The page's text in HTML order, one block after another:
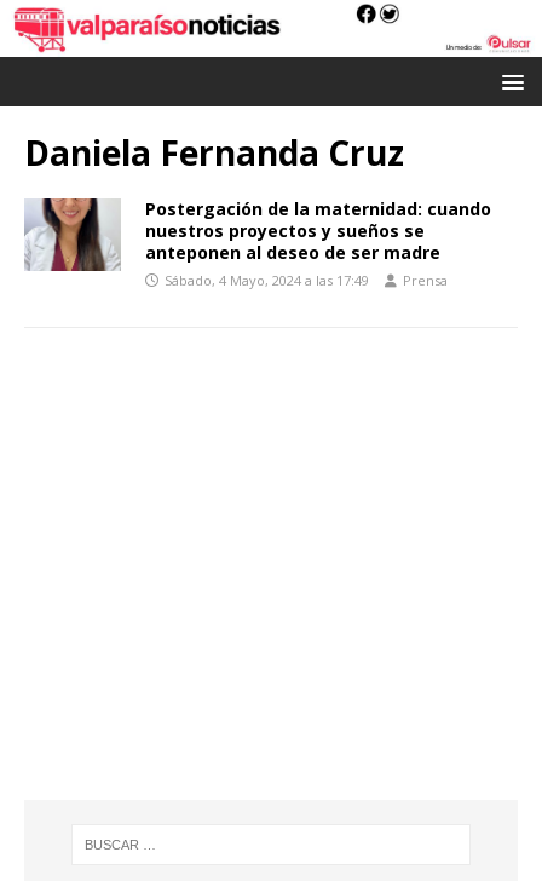
Daniela Fernanda Cruz
Postergación de la maternidad: cuando
nuestros proyectos y sueños se
anteponen al deseo de ser madre
Sábado, 4 Mayo, 2024 a las 17:49 Prensa